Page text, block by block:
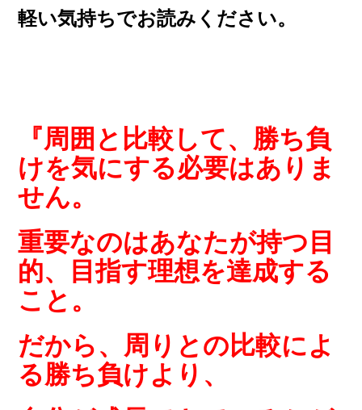
軽い気持ちでお読みください。
『周囲と比較して、勝ち負
けを気にする必要はありま
せん。
重要なのはあなたが持つ目
的、目指す理想を達成する
こと。
だから、周りとの比較によ
る勝ち負けより、